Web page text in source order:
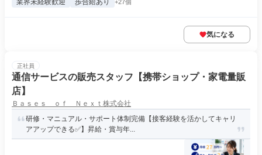
業界未経験歓迎 歩合給あり +27個
気になる
正社員
通信サービスの販売スタッフ【携帯ショップ・家電量販
店】
Ｂａｓｅｓ ｏｆ Ｎｅｘｔ株式会社
研修・マニュアル・サポート体制完備【接客経験を活かしてキャリ
アアップできる✅】昇給・賞与年...